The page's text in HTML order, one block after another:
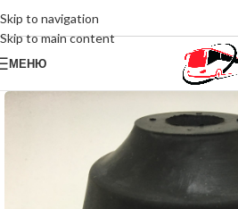
Skip to navigation
Skip to main content
МЕНЮ